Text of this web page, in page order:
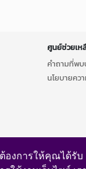
องการให้คุณได้รับ
ศูนย์ช่วยเห
คำถามที่พบ
นโยบายคว